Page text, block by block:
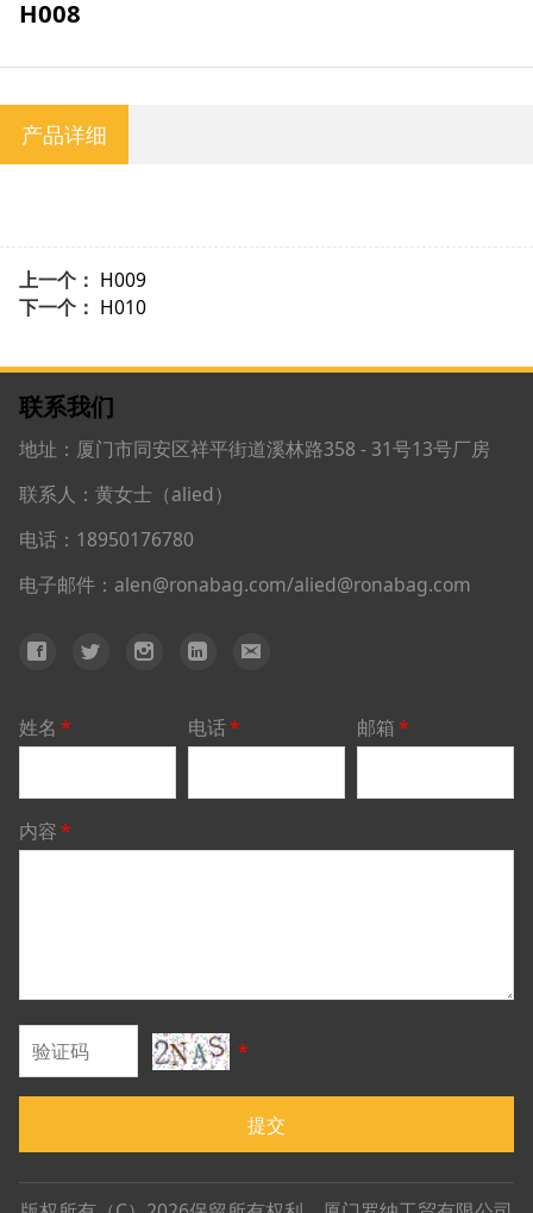
H008
产品详细
上一个： H009
下一个： H010
联系我们
地址：厦门市同安区祥平街道溪林路358 - 31号13号厂房
联系人：黄女士（alied）
电话：18950176780
电子邮件：alen@ronabag.com/alied@ronabag.com
姓名 * 电话* 邮箱*
内容*
*
提交